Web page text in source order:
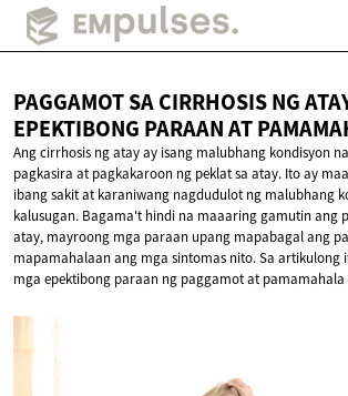
PAGGAMOT SA CIRRHOSIS NG
EPEKTIBONG PARAANAT
Ang cirrhosis ng atay ay isang malubhang kondisyon
pagkasira at pagkakaroon ng peklat sa atay. Ito ay
ibang sakit at karaniwang nagdudulot ng malubhang
kalusugan. Bagama't hindi na maaaring gamutin ang
atay, mayroong mga paraan upang mapabagal ang
mapamahalaan ang mga sintomas nito. Sa artikulong
mga epektibong paraan ng paggamot at pamamahala